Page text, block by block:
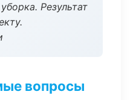
Результат
вопросы